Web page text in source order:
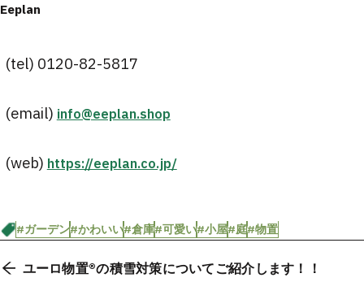
Eeplan
(tel) 0120-82-5817
(email) info@eeplan.shop
(web) https://eeplan.co.jp/
#ガーデン#かわいい#倉庫#可愛い#小屋#庭#物置
ユーロ物置®の積雪対策についてご紹介します！！